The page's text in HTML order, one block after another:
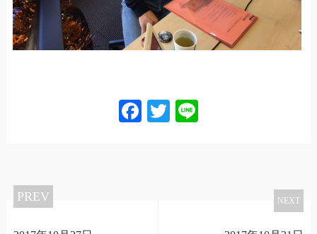
Facebook
Twitter
PREV NEXT